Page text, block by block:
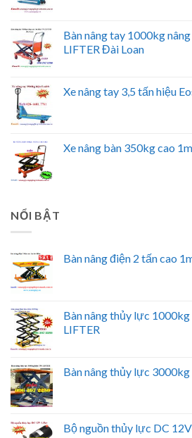
Bàn nâng tay 1000kg
LIFTER Đài Loan
Xe nâng tay 3,5 tấn hiệu
Xe nâng bàn 350kg cao
NỔI BẬT
Bàn nâng điện 2 tấn cao
Bàn nâng thủy lực
LIFTER
Bàn nâng thủy lực
Bộ nguồn thủy lực DC